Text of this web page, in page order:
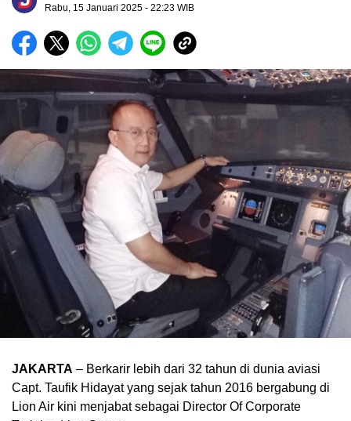
Rabu, 15 Januari 2025 - 22:23 WIB
JAKARTA – Berkarir lebih dari 32 tahun di dunia aviasi
Capt. Taufik Hidayat yang sejak tahun 2016 bergabung di
Lion Air kini menjabat sebagai Director Of Corporate